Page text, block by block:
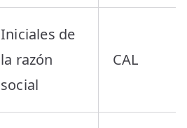
Iniciales de
la razón
social
CAL